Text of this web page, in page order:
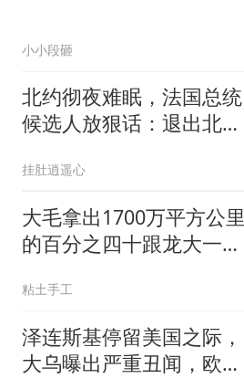
小小段砸
北约彻夜难眠，法国总统
候选人放狠话：退出北
挂肚逍遥心
大毛拿出1700万平方公里
的百分之四十跟龙大一起
粘土手工
泽连斯基停留美国之际，
大乌曝出严重丑闻，欧洲